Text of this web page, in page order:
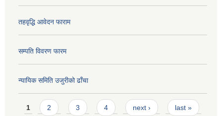
तहवृद्धि आवेदन फाराम
सम्पति विवरण फारम
न्यायिक समिति उजुरीको ढाँचा
Pages
1 2 3 4 next › last »